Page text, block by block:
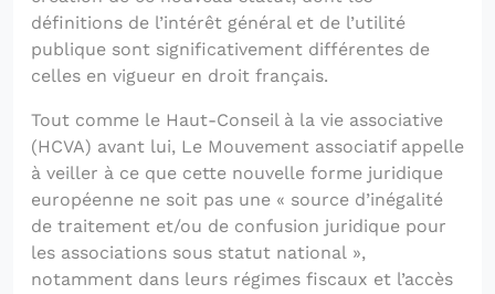
définitions de l’intérêt général et de l’utilité
publique sont significativement différentes de
celles en vigueur en droit français.
Tout comme le Haut-Conseil à la vie associative
(HCVA) avant lui, Le Mouvement associatif appelle
à veiller à ce que cette nouvelle forme juridique
européenne ne soit pas une « source d’inégalité
de traitement et/ou de confusion juridique pour
les associations sous statut national »,
notamment dans leurs régimes fiscaux et l’accès